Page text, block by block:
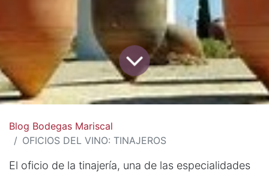
Blog Bodegas Mariscal
OFICIOS DEL VINO: TINAJEROS
El oficio de la tinajería, una de las especialidades